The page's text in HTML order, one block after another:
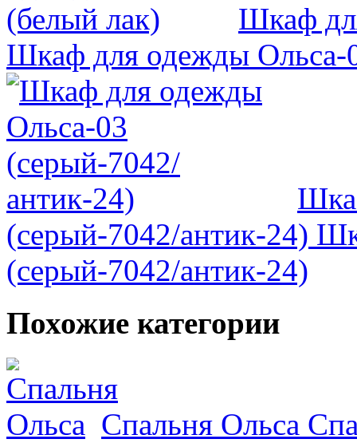
Шкаф
Шкаф для одежды Ольса-
(серый-7042/антик-24)
(серый-7042/антик-24)
Похожие категории
Спальня Ольса